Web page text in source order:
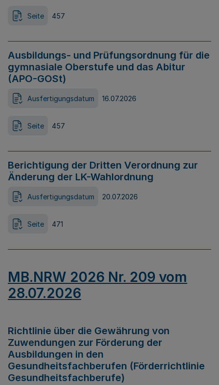
Seite 457
Ausbildungs- und Prüfungsordnung für die
gymnasiale Oberstufe und das Abitur
(APO-GOSt)
Ausfertigungsdatum 16.07.2026
Seite 457
Berichtigung der Dritten Verordnung zur
Änderung der LK-Wahlordnung
Ausfertigungsdatum 20.07.2026
Seite 471
MB.NRW 2026 Nr. 209 vom
28.07.2026
Richtlinie über die Gewährung von
Zuwendungen zur Förderung der
Ausbildungen in den
Gesundheitsfachberufen (Förderrichtlinie
Gesundheitsfachberufe)